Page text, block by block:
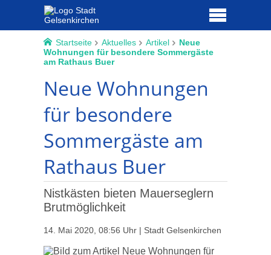
Startseite Aktuelles Artikel
Neue
Wohnungen für besondere Sommergäste
am Rathaus Buer
Neue Wohnungen
für besondere
Sommergäste am
Rathaus Buer
Nistkästen bieten Mauerseglern
Brutmöglichkeit
14. Mai 2020, 08:56 Uhr | Stadt Gelsenkirchen